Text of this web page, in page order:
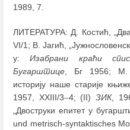
1989, 7.
ЛИТЕРАТУРА: Д. Костић, „Два
VI/1; В. Јагић,
у:Изабрани краћи
Бугарштице , Бг 1956; М.
историју наше старије
1957, XXIII/3–4; (II)ЗИК,
„Двоструки епитет у
und metrisch-syntaktisches